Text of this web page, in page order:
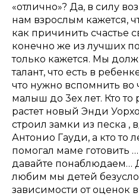
«отлично»? Да, в силу
нам взрослым кажется,
как причинить счастье
конечно же из лучших
только кажется. Мы
талант, что есть в
что нужно вспомнить во
малыш до 3ех лет. Кто то
растет новый Энди
строил замки из песка ,
Антонио Гауди, а кто то
помогал маме готовить
давайте понаблюдаем…
любим мы детей
зависимости от оценок